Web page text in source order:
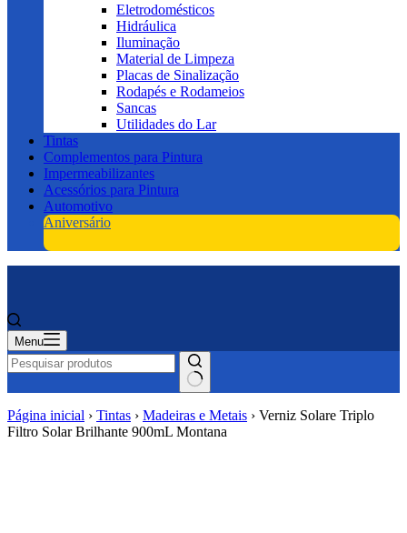
Eletrodomésticos
Hidráulica
Iluminação
Material de Limpeza
Placas de Sinalização
Rodapés e Rodameios
Sancas
Utilidades do Lar
Tintas
Complementos para Pintura
Impermeabilizantes
Acessórios para Pintura
Automotivo
Aniversário
Menu
Página inicial › Tintas › Madeiras e Metais › Verniz Solare Triplo
Filtro Solar Brilhante 900mL Montana